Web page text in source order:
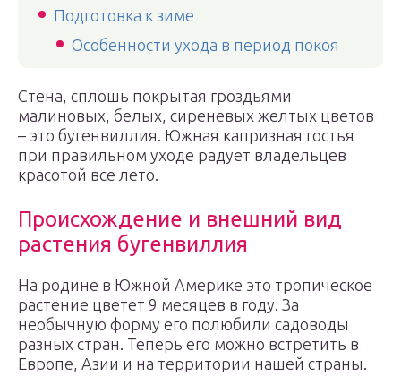
Подготовка к зиме
Особенности ухода в период покоя
Стена, сплошь покрытая гроздьями
малиновых, белых, сиреневых желтых цветов
– это бугенвиллия. Южная капризная гостья
при правильном уходе радует владельцев
красотой все лето.
Происхождение и внешний вид
растения бугенвиллия
На родине в Южной Америке это тропическое
растение цветет 9 месяцев в году. За
необычную форму его полюбили садоводы
разных стран. Теперь его можно встретить в
Европе, Азии и на территории нашей страны.